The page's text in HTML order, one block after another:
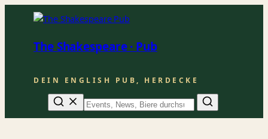
The Shakespeare · Pub
DEIN ENGLISH PUB, HERDECKE
Suche